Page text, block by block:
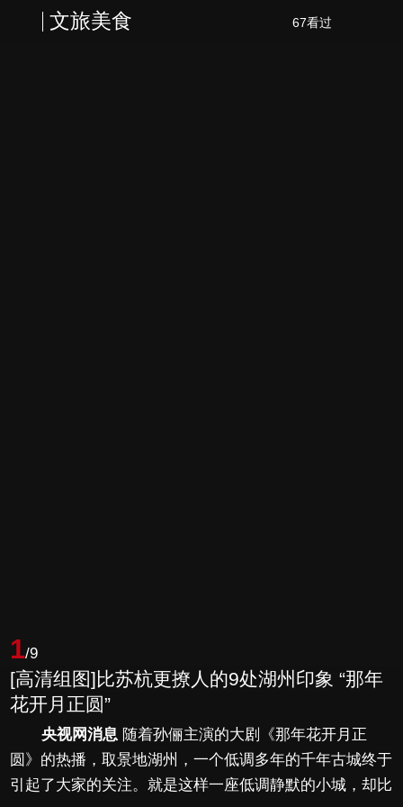
文旅美食 67看过
1/9
[高清组图]比苏杭更撩人的9处湖州印象 “那年
花开月正圆”
央视网消息随着孙俪主演的大剧《那年花开月正
圆》的热播，取景地湖州，一个低调多年的千年古城终于
引起了大家的关注。就是这样一座低调静默的小城，却比